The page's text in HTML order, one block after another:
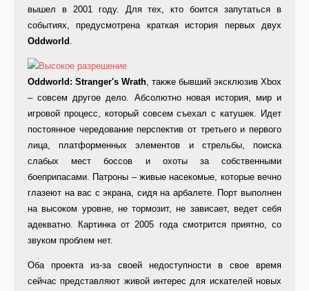
вышел в 2001 году. Для тех, кто боится запутаться в
событиях, предусмотрена краткая история первых двух
Oddworld .
Oddworld: Stranger's Wrath, также бывший эксклюзив Xbox
– совсем другое дело. Абсолютно новая история, мир и
игровой процесс, который совсем съехал с катушек. Идет
постоянное чередование перспектив от третьего и первого
лица, платформенных элементов и стрельбы, поиска
слабых мест боссов и охоты за собственными
боеприпасами. Патроны – живые насекомые, которые вечно
глазеют на вас с экрана, сидя на арбалете. Порт выполнен
на высоком уровне, не тормозит, не зависает, ведет себя
адекватно. Картинка от 2005 года смотрится приятно, со
звуком проблем нет.
Оба проекта из-за своей недоступности в свое время
сейчас представляют живой интерес для искателей новых